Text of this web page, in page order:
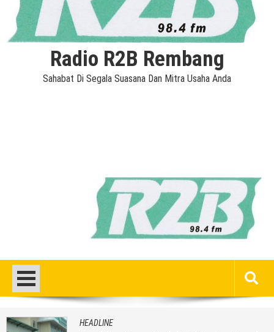
Radio R2B Rembang
Sahabat Di Segala Suasana Dan Mitra Usaha Anda
HEADLINE